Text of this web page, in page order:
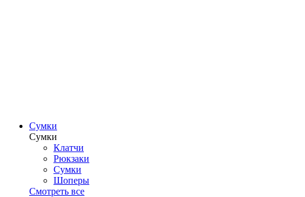
Сумки
Сумки
Клатчи
Рюкзаки
Сумки
Шоперы
Смотреть все